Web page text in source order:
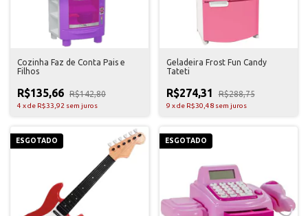
Cozinha Faz de Conta Pais e
Filhos
R$135,66 R$142,80
4 xde R$33,92 sem juros
Geladeira Frost Fun Candy
Tateti
R$274,31 R$288,75
9 xde R$30,48 sem juros
ESGOTADO ESGOTADO